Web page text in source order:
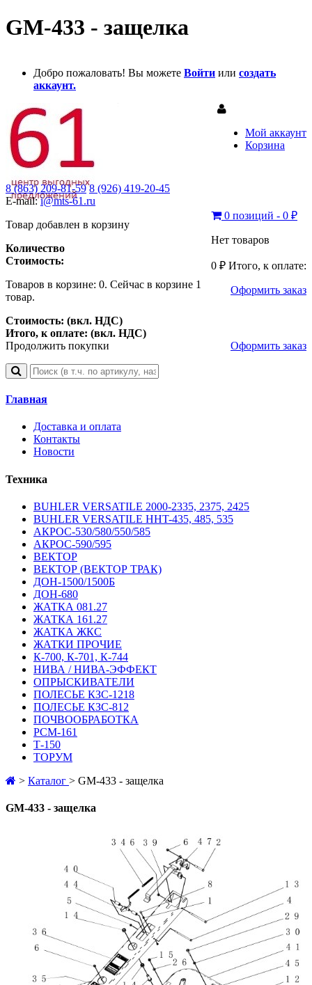
GM-433 - защелка
Добро пожаловать! Вы можете Войти или создать
аккаунт.
Мой аккаунт
Корзина
8 (863) 209-81-59 8 (926) 419-20-45
E-mail:i@mts-61.ru
0 позиций - 0 ₽
Нет товаров
0 ₽ Итого, к оплате:
Оформить заказ
Товар добавлен в корзину
Количество
Стоимость:
Товаров в корзине: 0. Сейчас в корзине 1
товар.
Стоимость: (вкл. НДС)
Итого, к оплате: (вкл. НДС)
Продолжить покупки
Оформить заказ
Главная
Доставка и оплата
Контакты
Новости
Техника
BUHLER VERSATILE 2000-2335, 2375, 2425
BUHLER VERSATILE HHT-435, 485, 535
АКРОС-530/580/550/585
АКРОС-590/595
ВЕКТОР
ВЕКТОР (ВЕКТОР ТРАК)
ДОН-1500/1500Б
ДОН-680
ЖАТКА 081.27
ЖАТКА 161.27
ЖАТКА ЖКС
ЖАТКИ ПРОЧИЕ
К-700, К-701, К-744
НИВА / НИВА-ЭФФЕКТ
ОПРЫСКИВАТЕЛИ
ПОЛЕСЬЕ КЗС-1218
ПОЛЕСЬЕ КЗС-812
ПОЧВООБРАБОТКА
РСМ-161
Т-150
ТОРУМ
> Каталог > GM-433 - защелка
GM-433 - защелка